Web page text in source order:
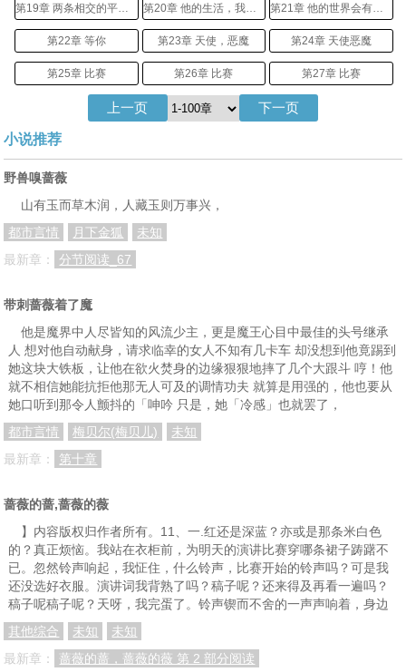
第20章 他的生活，我能走进吗 第21章 他的世界会有我的地方吗
第22章 等你 第23章 天使，恶魔 第24章 天使恶魔
第25章 比赛 第26章 比赛 第27章 比赛
第28章 遇见你很幸福 第29章 始末
第31章 痛
第34章 和好
第37章 37 第38章 38
第40章 40
第43章 43
第46章 46
第49章 49 第50章 50 第51章 51
第52章 52 第53章 53 第54章 54
第55章 55 第56章 56 第57章 57
第58章 58 第59章 59
第61章 61
第64章 64
第67章 67 第68章 68 第69章 69
第70章 70 第71章 71 第72章 72
第73章 73 第74章 74 第75章 75
第76章 76
第79章 79 第80章 540
上一页 下一页
小说推荐
野兽嗅蔷薇
山有玉而草木润，人藏玉则万事兴，
都市言情
月下金狐
未知
最新章：
分节阅读_67
带刺蔷薇着了魔
他是魔界中人尽皆知的风流少主，更是魔王心目中最佳的头号继承
人 想对他自动献身，请求临幸的女人不知有几卡车 却没想到他竟踢到
她这块大铁板，让他在欲火焚身的边缘狠狠地摔了几个大跟斗 哼！他
就不相信她能抗拒他那无人可及的调情功夫 就算是用强的，他也要从
她口听到那令人颤抖的「呻吟 只是，她「冷感」也就罢了，
都市言情
梅贝尔(梅贝儿)
未知
最新章：
第十章
蔷薇的蔷,蔷薇的薇
】内容版权归作者所有。11、一.红还是深蓝？亦或是那条米白色
的？真正烦恼。我站在衣柜前，为明天的演讲比赛穿哪条裙子踌躇不
已。忽然铃声响起，我怔住，什么铃声，比赛开始的铃声吗？可是我
还没选好衣服。演讲词我背熟了吗？稿子呢？还来得及再看一遍吗？
稿子呢稿子呢？天呀，我完蛋了。铃声锲而不舍的一声声响着，身边
其他综合
未知
未知
最新章：
蔷薇的蔷，蔷薇的薇 第 2 部分阅读